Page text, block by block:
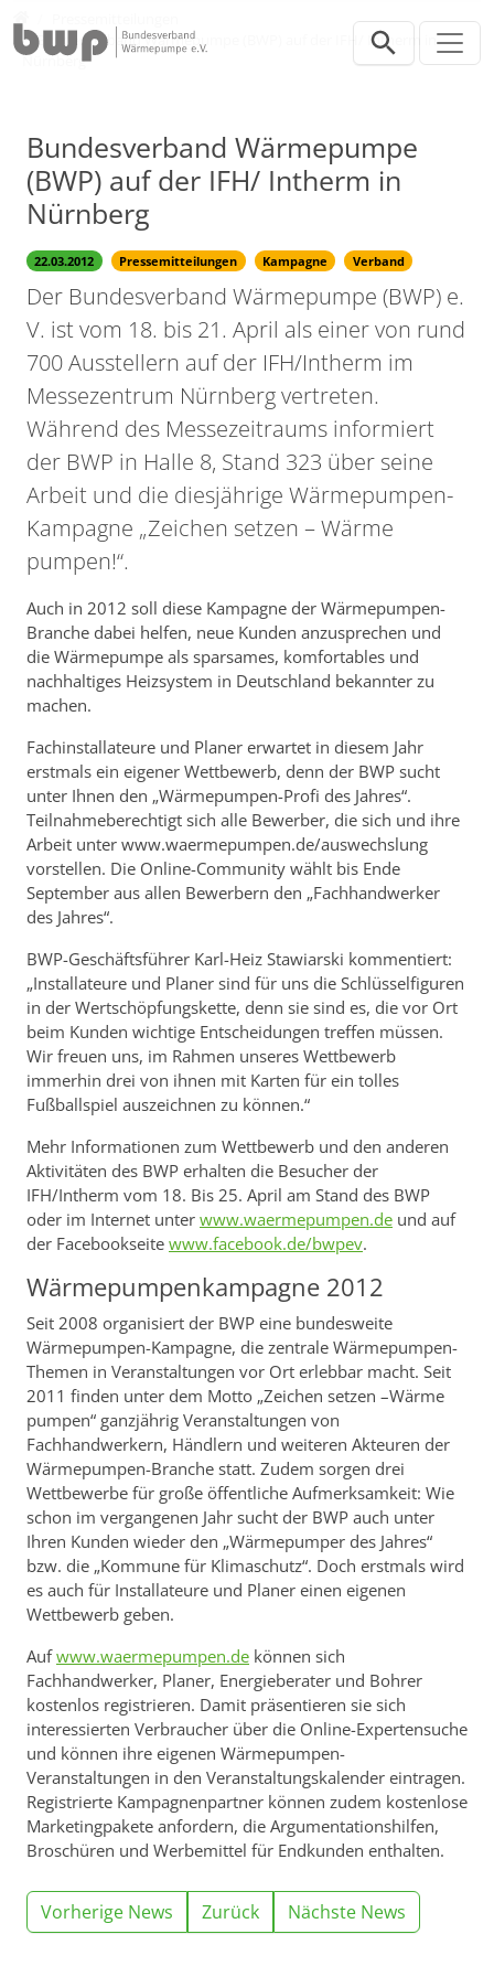
Bundesverband Wärmepumpe (BWP) auf der IFH/ Intherm in
Nürnberg
Bundesverband Wärmepumpe
(BWP) auf der IFH/ Intherm in
Nürnberg
22.03.2012 Pressemitteilungen Kampagne Verband
Der Bundesverband Wärmepumpe (BWP) e.
V. ist vom 18. bis 21. April als einer von rund
700 Ausstellern auf der IFH/Intherm im
Messezentrum Nürnberg vertreten.
Während des Messezeitraums informiert
der BWP in Halle 8, Stand 323 über seine
Arbeit und die diesjährige Wärmepumpen-
Kampagne „Zeichen setzen – Wärme
pumpen!“.
Auch in 2012 soll diese Kampagne der Wärmepumpen-
Branche dabei helfen, neue Kunden anzusprechen und
die Wärmepumpe als sparsames, komfortables und
nachhaltiges Heizsystem in Deutschland bekannter zu
machen.
Fachinstallateure und Planer erwartet in diesem Jahr
erstmals ein eigener Wettbewerb, denn der BWP sucht
unter Ihnen den „Wärmepumpen-Profi des Jahres“.
Teilnahmeberechtigt sich alle Bewerber, die sich und ihre
Arbeit unter www.waermepumpen.de/auswechslung
vorstellen. Die Online-Community wählt bis Ende
September aus allen Bewerbern den „Fachhandwerker
des Jahres“.
BWP-Geschäftsführer Karl-Heiz Stawiarski kommentiert:
„Installateure und Planer sind für uns die Schlüsselfiguren
in der Wertschöpfungskette, denn sie sind es, die vor Ort
beim Kunden wichtige Entscheidungen treffen müssen.
Wir freuen uns, im Rahmen unseres Wettbewerb
immerhin drei von ihnen mit Karten für ein tolles
Fußballspiel auszeichnen zu können.“
Mehr Informationen zum Wettbewerb und den anderen
Aktivitäten des BWP erhalten die Besucher der
IFH/Intherm vom 18. Bis 25. April am Stand des BWP
oder im Internet unter www.waermepumpen.de und auf
der Facebookseite www.facebook.de/bwpev.
Wärmepumpenkampagne 2012
Seit 2008 organisiert der BWP eine bundesweite
Wärmepumpen-Kampagne, die zentrale Wärmepumpen-
Themen in Veranstaltungen vor Ort erlebbar macht. Seit
2011 finden unter dem Motto „Zeichen setzen –Wärme
pumpen“ ganzjährig Veranstaltungen von
Fachhandwerkern, Händlern und weiteren Akteuren der
Wärmepumpen-Branche statt. Zudem sorgen drei
Wettbewerbe für große öffentliche Aufmerksamkeit: Wie
schon im vergangenen Jahr sucht der BWP auch unter
Ihren Kunden wieder den „Wärmepumper des Jahres“
bzw. die „Kommune für Klimaschutz“. Doch erstmals wird
es auch für Installateure und Planer einen eigenen
Wettbewerb geben.
Aufwww.waermepumpen.de können sich
Fachhandwerker, Planer, Energieberater und Bohrer
kostenlos registrieren. Damit präsentieren sie sich
interessierten Verbraucher über die Online-Expertensuche
und können ihre eigenen Wärmepumpen-
Veranstaltungen in den Veranstaltungskalender eintragen.
Registrierte Kampagnenpartner können zudem kostenlose
Marketingpakete anfordern, die Argumentationshilfen,
Broschüren und Werbemittel für Endkunden enthalten.
Vorherige News Zurück Nächste News